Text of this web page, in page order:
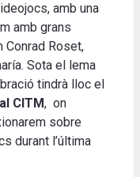
amb una
amb grans
Roset,
Sota el lema
tindrà lloc el
CITM, on
sobre
durant l’última